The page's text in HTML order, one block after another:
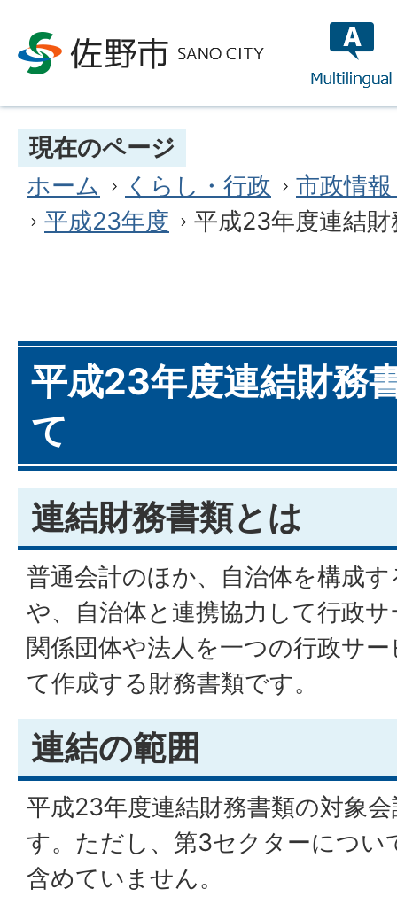
現在のページ
ホーム
くらし・行政
市政情
平成23年度
平成23年度連結
平成23年度連結財務
て
連結財務書類とは
普通会計のほか、自治体を構成
や、自治体と連携協力して行政
関係団体や法人を一つの行政サ
て作成する財務書類です。
連結の範囲
平成23年度連結財務書類の対象
す。ただし、第3セクターについ
含めていません。